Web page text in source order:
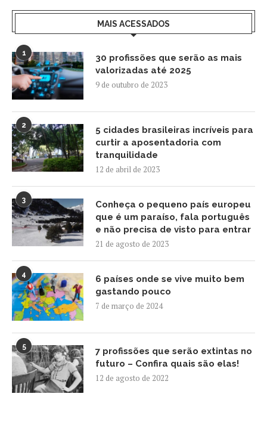
MAIS ACESSADOS
1
30 profissões que serão as mais
valorizadas até 2025
9 de outubro de 2023
2
5 cidades brasileiras incríveis para
curtir a aposentadoria com
tranquilidade
12 de abril de 2023
3
Conheça o pequeno país europeu
que é um paraíso, fala português
e não precisa de visto para entrar
21 de agosto de 2023
4
6 países onde se vive muito bem
gastando pouco
7 de março de 2024
5
7 profissões que serão extintas no
futuro – Confira quais são elas!
12 de agosto de 2022